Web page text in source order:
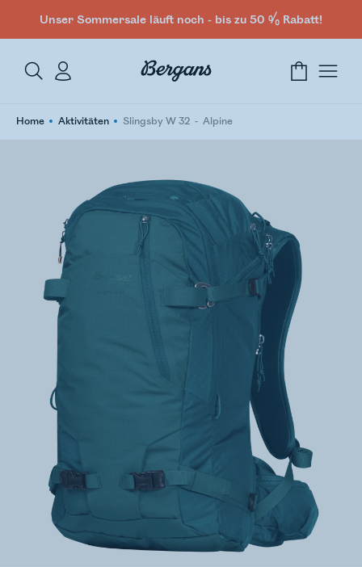
Unser Sommersale läuft noch - bis zu 50 % Rabatt!
Home Aktivitäten Slingsby W 32 Alpine